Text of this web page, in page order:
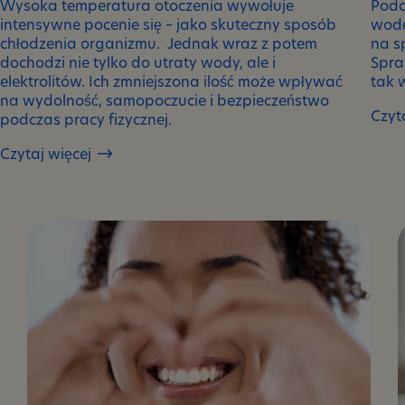
Wysoka temperatura otoczenia wywołuje
intensywne pocenie się – jako skuteczny sposób
chłodzenia organizmu. Jednak wraz z potem
dochodzi nie tylko do utraty wody, ale i
elektrolitów. Ich zmniejszona ilość może wpływać
na wydolność, samopoczucie i bezpieczeństwo
podczas pracy fizycznej.
Czytaj więcej
Elektrolity
temperaturze
na
tak